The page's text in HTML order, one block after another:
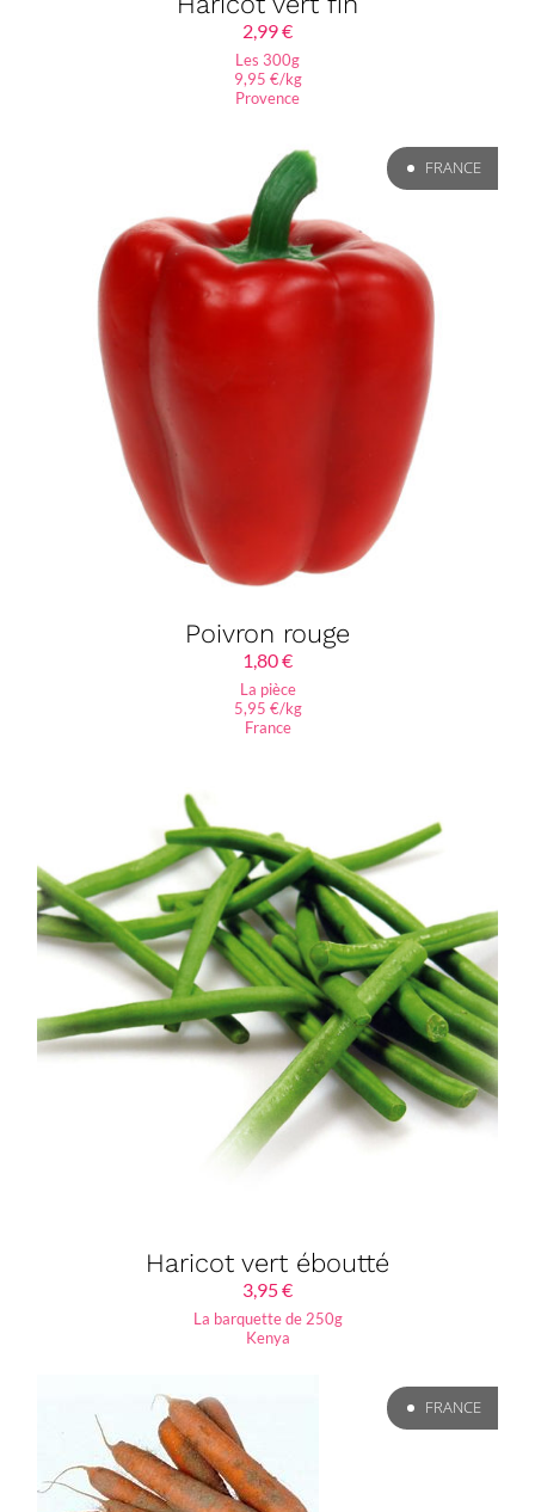
2,99€
Les 300g
9,95 €/kg
Provence
FRANCE
Poivron rouge
1,80€
La pièce
5,95 €/kg
France
Haricot vert éboutté
3,95€
La barquette de 250g
Kenya
FRANCE